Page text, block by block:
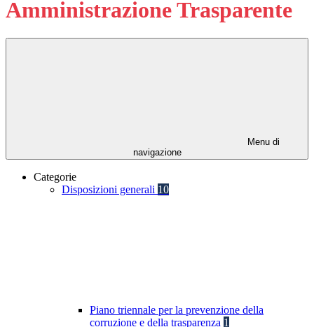
Amministrazione Trasparente
Menu di
navigazione
Categorie
Disposizioni generali 10
Piano triennale per la prevenzione della
corruzione e della trasparenza 1